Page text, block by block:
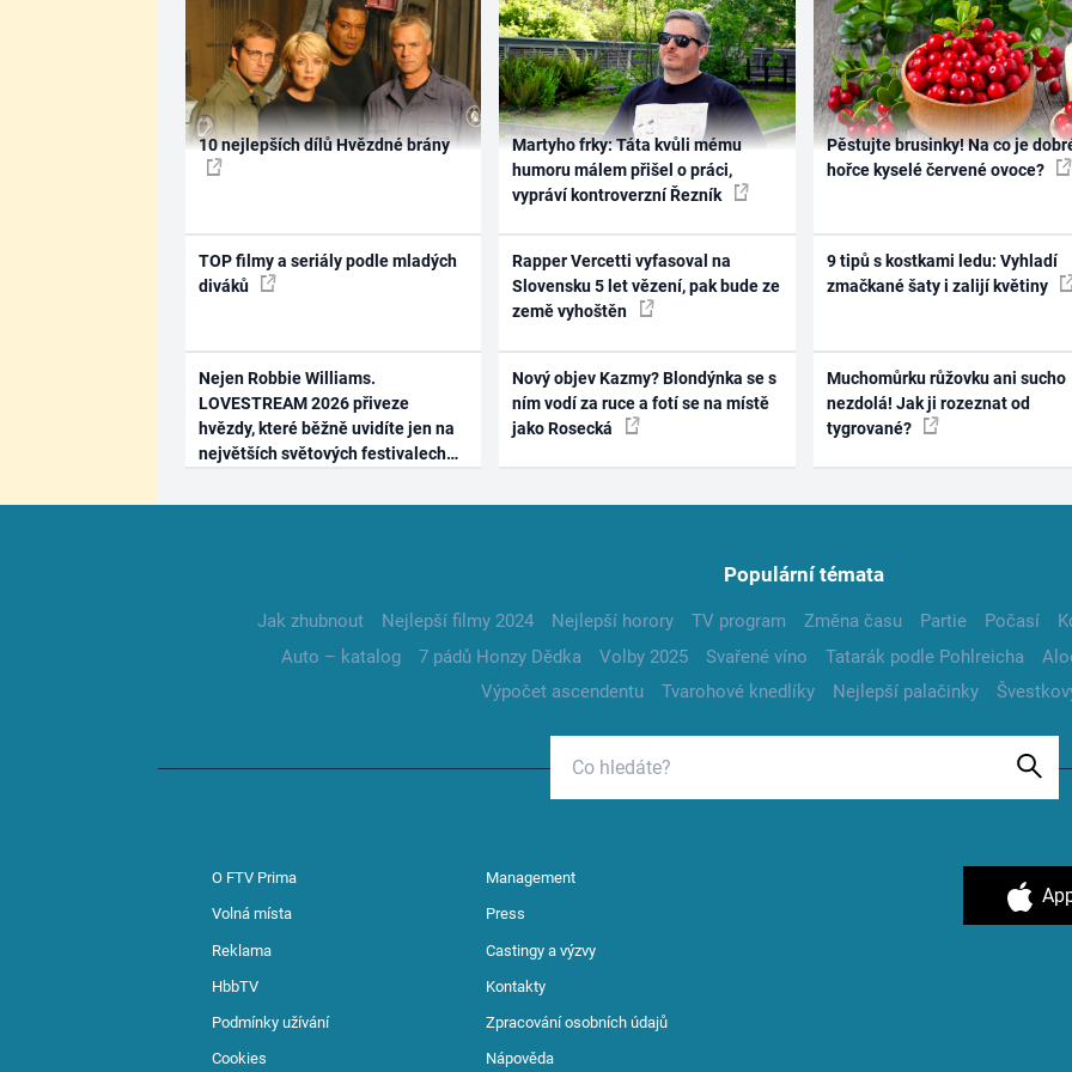
10 nejlepších dílů Hvězdné brány
TOP filmy a seriály podle mladých
diváků
Nejen Robbie Williams.
LOVESTREAM 2026 přiveze
hvězdy, které běžně uvidíte jen na
největších světových festivalech
Martyho frky: Táta kvůli mému
humoru málem přišel o práci,
vypráví kontroverzní Řezník
Rapper Vercetti vyfasoval na
Slovensku 5 let vězení, pak bude ze
země vyhoštěn
Nový objev Kazmy? Blondýnka se s
ním vodí za ruce a fotí se na místě
jako Rosecká
Pěstujte brusinky! Na co je
hořce kyselé červené ovoce?
9 tipů s kostkami ledu: Vyhladí
zmačkané šaty i zalijí květiny
Muchomůrku růžovku ani sucho
nezdolá! Jak ji rozeznat od
tygrované?
Populární témata
Jak zhubnout Nejlepší filmy 2024 Nejlepší horory TV program Změna času Partie Počasí
Auto – katalog
7 pádů Honzy Dědka Volby 2025 Svařené víno Tatarák podle Pohlreicha
Výpočet ascendentu
Tvarohové knedlíky Nejlepší palačinky
O FTV Prima Management
Volná místa Press
Reklama Castingy a výzvy
HbbTV Kontakty
Podmínky užívání Zpracování osobních údajů
Cookies Nápověda